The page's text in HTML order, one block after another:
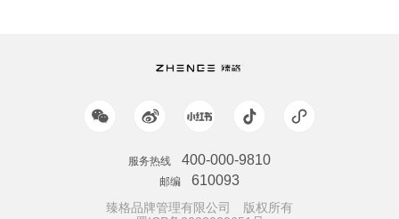
服务热线 400-000-9810
邮编 610093
臻格品牌管理有限公司 版权所有